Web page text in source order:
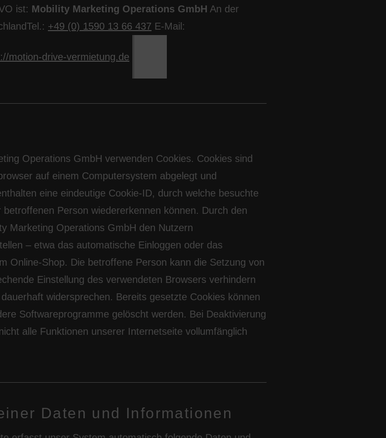
ist: Mobility Marketing Operations GmbH An der
+49 (0) 1590 13 66 437 E-Mail:
motion-drive-vermietung.de
Operations GmbH verwenden Cookies. Cookies sind
auf einem Computersystem abgelegt und
eine eindeutige Cookie-ID, durch welche besuchte
Person wiedererkennen können. Durch den
Marketing Operations GmbH den Nutzern
– etwa das automatische Einloggen oder das
Online-Shop. Die betroffene Person kann die Setzung von
Einstellung des verwendeten Browsers verhindern
widersprechen. Bereits gesetzte Cookies können
Softwareprogramme gelöscht werden. Bei Deaktivierung
alle Funktionen unserer Internetseite vollumfänglich
Daten und Informationen